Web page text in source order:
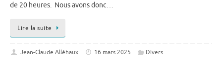
de 20 heures. Nous avons donc…
Lire la suite
Jean-Claude Alléhaux 16 mars 2025 Divers